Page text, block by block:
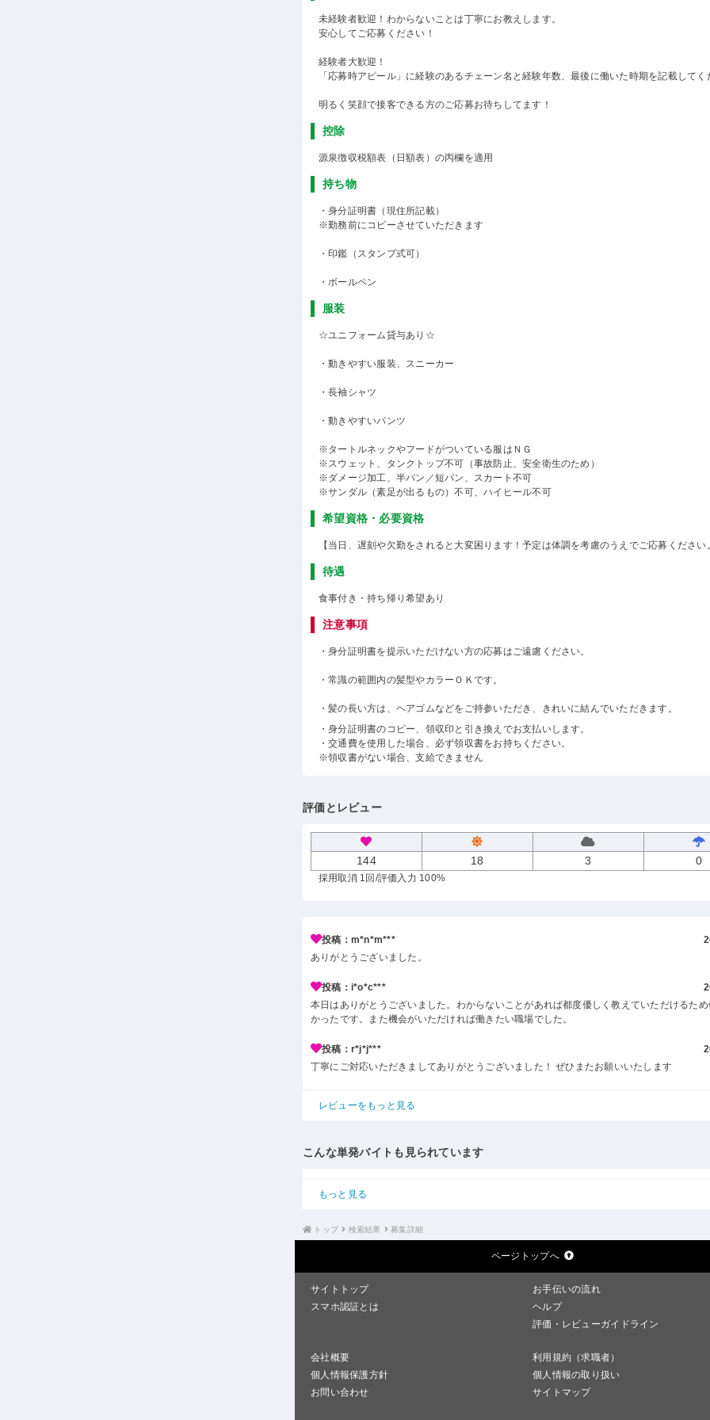
未経験者歓迎！わからないことは丁寧にお教えします。
安心してご応募ください！
経験者大歓迎！
「応募時アピール」に経験のあるチェーン名と経験年数、最後に働いた時期を記載してく
明るく笑顔で接客できる方のご応募お待ちしてます！
控除
源泉徴収税額表（日額表）の丙欄を適用
持ち物
・身分証明書（現住所記載）
※勤務前にコピーさせていただきます
・印鑑（スタンプ式可）
・ボールペン
服装
☆ユニフォーム貸与あり☆
・動きやすい服装、スニーカー
・長袖シャツ
・動きやすいパンツ
※タートルネックやフードがついている服はＮＧ
※スウェット、タンクトップ不可（事故防止、安全衛生のため）
※ダメージ加工、半パン／短パン、スカート不可
※サンダル（素足が出るもの）不可、ハイヒール不可
希望資格・必要資格
【当日、遅刻や欠勤をされると大変困ります！予定は体調を考慮のうえでご応募ください
待遇
食事付き・持ち帰り希望あり
注意事項
・身分証明書を提示いただけない方の応募はご遠慮ください。
・常識の範囲内の髪型やカラーＯＫです。
・髪の長い方は、ヘアゴムなどをご持参いただき、きれいに結んでいただきます。
・身分証明書のコピー、領収印と引き換えでお支払いします。
・交通費を使用した場合、必ず領収書をお持ちください。
※領収書がない場合、支給できません
評価とレビュー
144 18 3 0
採用取消 1回 /評価入力 100%
投稿：m*n*m***
ありがとうございました。
投稿：i*o*c***
本日はありがとうございました。わからないことがあれば都度優しく教えていただけるた
かったです。また機会がいただければ働きたい職場でした。
投稿：r*j*j***
丁寧にご対応いただきましてありがとうございました！ ぜひまたお願いいたします
レビューをもっと見る
こんな単発バイトも見られています
もっと見る
トップ 検索結果 募集詳細
ページトップへ
サイトトップ
お手伝いの流れ
スマホ認証とは
ヘルプ
評価・レビューガイドライン
会社概要
利用規約（求職者）
個人情報保護方針
個人情報の取り扱い
お問い合わせ
サイトマップ